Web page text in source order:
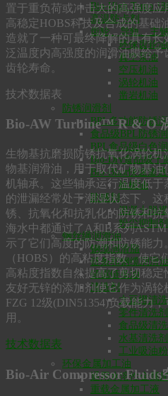
Bio-High Temp
高温防卡剂
齿轮、导轨、主
环保齿轮油
真空泵油
空压机油
涡轮机油
凿岩机油
防锈润滑剂
BPL多功能防锈
食品级BPL防锈
BPL食品级白色
Bio-Dry食品级干
Bio-Blast快速渗
枪械油
防锈剂
混凝土脱
粉尘抑制剂
钢丝绳润滑油
钢缆润滑脂
链条和钢缆润滑
链锯链条油
清洗剂
大豆橙清
零件清洗剂
食品级清
水基清洗剂
工业吸油粉
环保金属加工油
通用水溶性金属
重载金属加工液
置于重负荷或冲击大的高强度
高稳定HOBS科技及合成的基础
造就了一种可最终降解的具有
泛温度内高强度的润滑油膜给
齿轮寿命。
技术数据表
Bio-AW Turbine™ R & O
生物基抗磨损防锈抗氧化涡轮
物基润滑油，用于取代矿物基
机轴承。这些轴承运行温度低于
的泄漏经常处于潮湿状态下。
锈、抗氧化和抗乳化的防锈和
海水中都通过了A和B系列
示了它们高度的防潮和防锈能力
（HOBS）的高粘度指数，使
高粘度指数自然提高了剪切稳
友好无锌的添加剂使它作为涡
FZG 12级(DIN51354)负载能力
用。
技术数据表
Bio-Air Compressor Fluids